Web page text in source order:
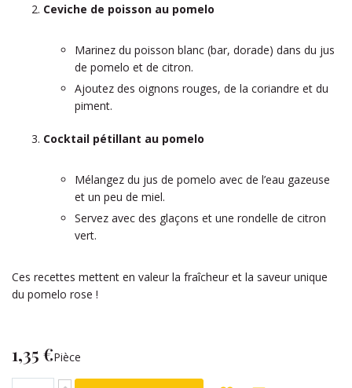
Ceviche de poisson au pomelo
Marinez du poisson blanc (bar, dorade) dans du jus
de pomelo et de citron.
Ajoutez des oignons rouges, de la coriandre et du
piment.
Cocktail pétillant au pomelo
Mélangez du jus de pomelo avec de l’eau gazeuse
et un peu de miel.
Servez avec des glaçons et une rondelle de citron
vert.
Ces recettes mettent en valeur la fraîcheur et la saveur unique
du pomelo rose !
1,35 €Pièce